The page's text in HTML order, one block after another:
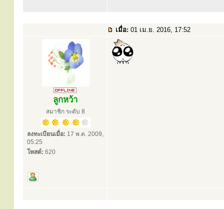
เมื่อ: 01 เม.ย. 2016, 17:52
ลูกหว้า
สมาชิก ระดับ 8
ลงทะเบียนเมื่อ: 17 พ.ค. 2009,
05:25
โพสต์: 620